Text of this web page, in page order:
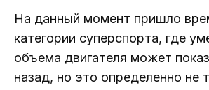
На данный момент пришло
категории суперспорта, где
объема двигателя может
назад, но это определенно не